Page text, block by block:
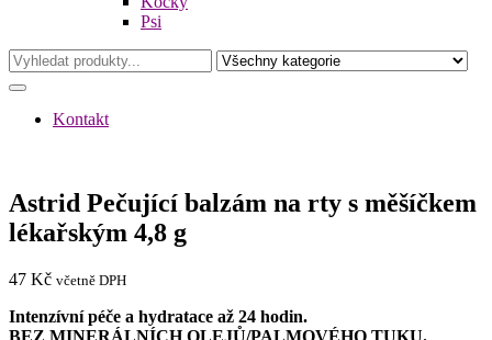
Psi
Kontakt
Astrid Pečující balzám na rty s měšíčkem
lékařským 4,8 g
47 Kč včetně DPH
Intenzívní péče a hydratace až 24 hodin.